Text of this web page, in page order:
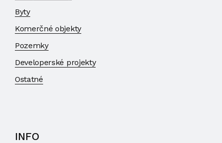
Byty
Komerčné objekty
Pozemky
Developerské projekty
Ostatné
INFO